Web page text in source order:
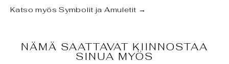
Katso myös Symbolit ja Amuletit →
NÄMÄ SAATTAVAT KIINNOSTAA
SINUA MYÖS